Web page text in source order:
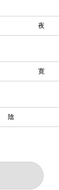
夜
寛
陰